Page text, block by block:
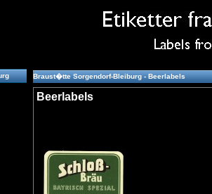
Braust�tte Sorgendorf-Bleiburg - Beerlabels
Beerlabels